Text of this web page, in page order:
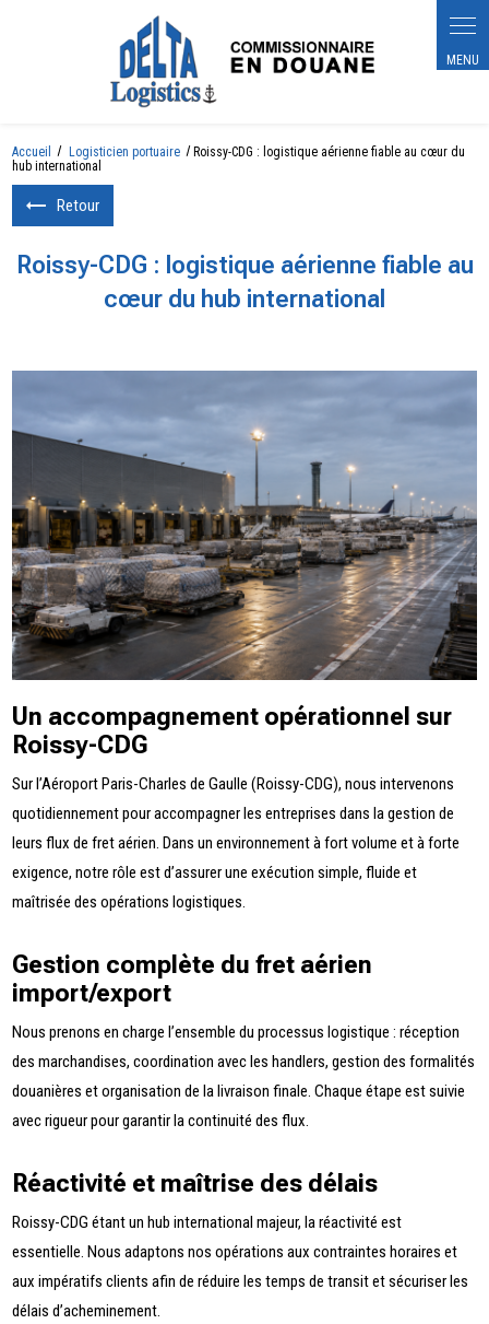
Accueil Logisticien portuaire
Roissy-CDG : logistique aérienne fiable au cœur du
hub international
Retour
Roissy-CDG : logistique aérienne fiable au
cœur du hub international
Un accompagnement opérationnel sur
Roissy-CDG
Sur l’Aéroport Paris-Charles de Gaulle (Roissy-CDG), nous intervenons
quotidiennement pour accompagner les entreprises dans la gestion de
leurs flux de fret aérien. Dans un environnement à fort volume et à forte
exigence, notre rôle est d’assurer une exécution simple, fluide et
maîtrisée des opérations logistiques.
Gestion complète du fret aérien
import/export
Nous prenons en charge l’ensemble du processus logistique : réception
des marchandises, coordination avec les handlers, gestion des formalités
douanières et organisation de la livraison finale. Chaque étape est suivie
avec rigueur pour garantir la continuité des flux.
Réactivité et maîtrise des délais
Roissy-CDG étant un hub international majeur, la réactivité est
essentielle. Nous adaptons nos opérations aux contraintes horaires et
aux impératifs clients afin de réduire les temps de transit et sécuriser les
délais d’acheminement.